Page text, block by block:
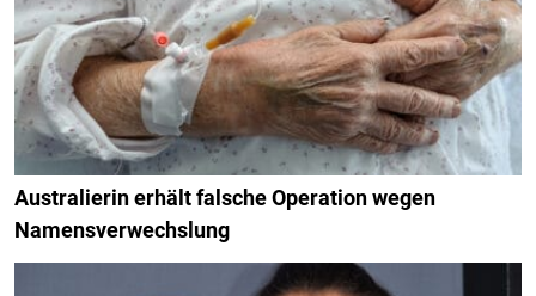
Australierin erhält falsche Operation wegen
Namensverwechslung